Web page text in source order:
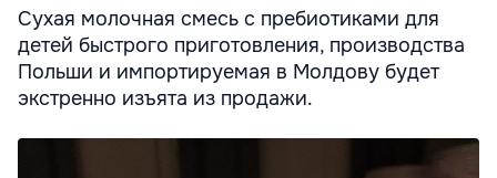
Сухая молочная смесь с пребиотиками для
детей быстрого приготовления, производства
Польши и импортируемая в Молдову будет
экстренно изъята из продажи.